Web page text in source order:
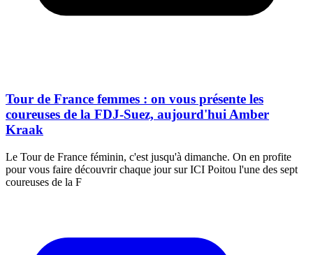
Tour de France femmes : on vous présente les
coureuses de la FDJ-Suez, aujourd'hui Amber
Kraak
Le Tour de France féminin, c'est jusqu'à dimanche. On en profite
pour vous faire découvrir chaque jour sur ICI Poitou l'une des sept
coureuses de la F